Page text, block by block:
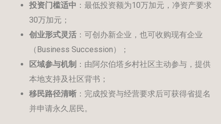
投资门槛适中 ：最低投资额为10万加元，净资产要求
30万加元；
创业形式灵活 ：可创办新企业，也可收购现有企业
（Business Succession）；
区域参与机制 ：由阿尔伯塔乡村社区主动参与，提供
本地支持及社区背书；
移民路径清晰 ：完成投资与经营要求后可获得省提名
并申请永久居民。